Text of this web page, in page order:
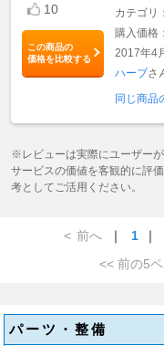
10
この商品の
価格を比較する
カテゴリ
購入価格
2017年4
ハーブさ
同じ商品
※レビューは実際にユーザー
サービスの価値を客観的に評
考としてご活用ください。
< 前へ ｜ 1 ｜
<< 前の5
パーツ・整備